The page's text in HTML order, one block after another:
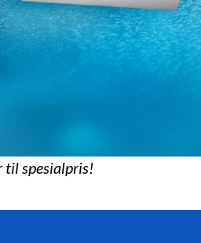
til spesialpris!